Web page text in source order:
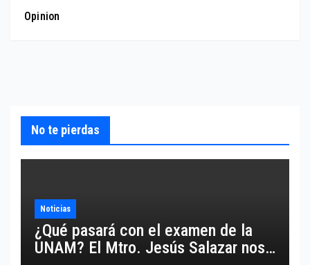
Opinion
No te pierdas
Noticias
¿Qué pasará con el examen de la
UNAM? El Mtro. Jesús Salazar nos